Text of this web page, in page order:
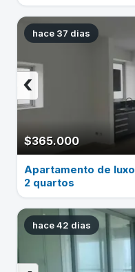
hace 37 dias
$365.000
‹
Apartamento de
2 quartos
hace 42 dias